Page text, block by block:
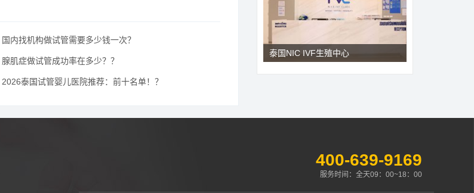
国内找机构做试管需要多少钱一次？
腺肌症做试管成功率在多少？？
2026泰国试管婴儿医院推荐：前十名单！？
泰国NIC IVF生殖中心
400-639-9169
服务时间：全天09：00~18：00